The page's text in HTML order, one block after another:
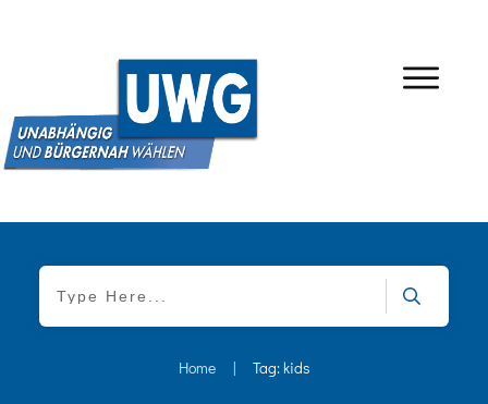
Home | Tag: kids